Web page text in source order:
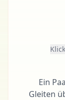
Ein
Gleiten